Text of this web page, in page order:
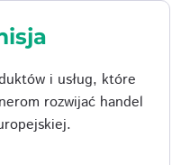
i usług, które
rozwijać handel